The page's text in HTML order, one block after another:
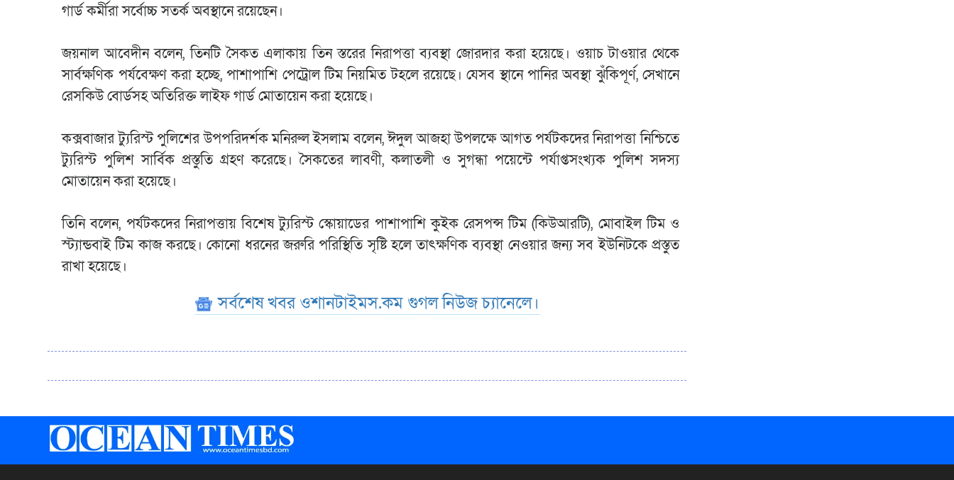
গার্ড কর্মীরা সর্বোচ্চ সতর্ক অবস্থানে রয়েছেন।
জয়নাল আবেদীন বলেন, তিনটি সৈকত এলাকায় তিন স্তরের নিরাপত্তা ব্যবস্থা জোরদার করা হয়েছে। ওয়াচ টাওয়ার থেকে
সার্বক্ষণিক পর্যবেক্ষণ করা হচ্ছে, পাশাপাশি পেট্রোল টিম নিয়মিত টহলে রয়েছে। যেসব স্থানে পানির অবস্থা ঝুঁকিপূর্ণ, সেখানে
রেসকিউ বোর্ডসহ অতিরিক্ত লাইফ গার্ড মোতায়েন করা হয়েছে।
কক্সবাজার ট্যুরিস্ট পুলিশের উপপরিদর্শক মনিরুল ইসলাম বলেন, ঈদুল আজহা উপলক্ষে আগত পর্যটকদের নিরাপত্তা নিশ্চিতে
ট্যুরিস্ট পুলিশ সার্বিক প্রস্তুতি গ্রহণ করেছে। সৈকতের লাবণী, কলাতলী ও সুগন্ধা পয়েন্টে পর্যাপ্তসংখ্যক পুলিশ সদস্য
মোতায়েন করা হয়েছে।
তিনি বলেন, পর্যটকদের নিরাপত্তায় বিশেষ ট্যুরিস্ট স্কোয়াডের পাশাপাশি কুইক রেসপন্স টিম (কিউআরটি), মোবাইল টিম ও
স্ট্যান্ডবাই টিম কাজ করছে। কোনো ধরনের জরুরি পরিস্থিতি সৃষ্টি হলে তাৎক্ষণিক ব্যবস্থা নেওয়ার জন্য সব ইউনিটকে প্রস্তুত
রাখা হয়েছে।
সর্বশেষ খবর ওশানটাইমস.কম গুগল নিউজ চ্যানেলে।